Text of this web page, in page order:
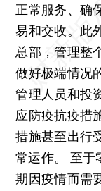
正常服务、确
易和交收。此
总部，管理整
做好极端情况
管理人员和投
应防疫抗疫措
措施甚至出行
常运作。 至于
期因疫情而需